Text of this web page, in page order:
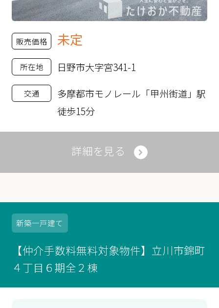
販売価格 未定
所在地 日野市大字宮341-1
交通
多摩都市モノレール「甲州街道」駅
徒歩15分
詳細を見る
新築一戸建て
【仲介手数料無料対象物件】立川市錦町
４丁目６期全２棟